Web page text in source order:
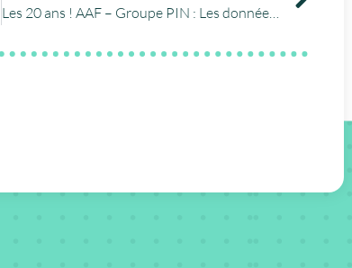
Les 20 ans ! AAF – Groupe PIN : Les données numériques, une espèce en voie d’extinction ?